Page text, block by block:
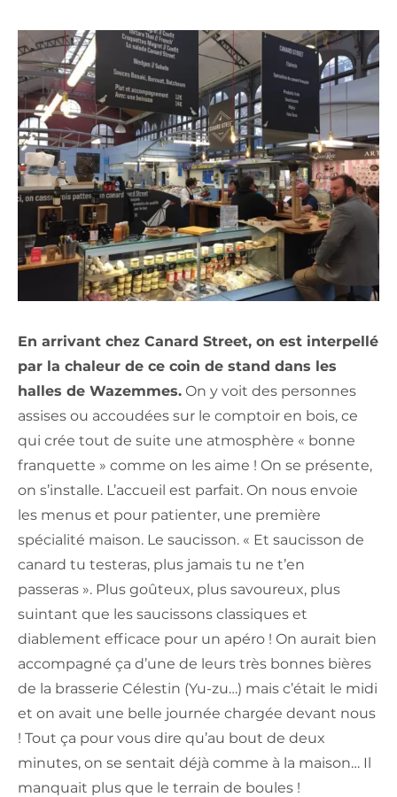
En arrivant chez Canard Street, on est interpellé
par la chaleur de ce coin de stand dans les
halles de Wazemmes. On y voit des personnes
assises ou accoudées sur le comptoir en bois, ce
qui crée tout de suite une atmosphère « bonne
franquette » comme on les aime ! On se présente,
on s’installe. L’accueil est parfait. On nous envoie
les menus et pour patienter, une première
spécialité maison. Le saucisson. « Et saucisson de
canard tu testeras, plus jamais tu ne t’en
passeras ». Plus goûteux, plus savoureux, plus
suintant que les saucissons classiques et
diablement efficace pour un apéro ! On aurait bien
accompagné ça d’une de leurs très bonnes bières
de la brasserie Célestin (Yu-zu…) mais c’était le midi
et on avait une belle journée chargée devant nous
! Tout ça pour vous dire qu’au bout de deux
minutes, on se sentait déjà comme à la maison… Il
manquait plus que le terrain de boules !